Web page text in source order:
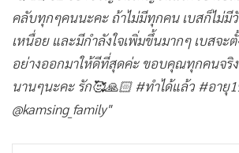
SMEs
• หุ้น
• อินโดจีน
• กองทุนรวม
• Celeb Online
คลับทุกๆคนนะคะ ถ้าไม่มีทุกคน เบสก็ไม่
เหนื่อย และมีกำลังใจเพิ่มขึ้นมากๆ เบสจะ
อย่างออกมาให้ดีที่สุดค่ะ ขอบคุณทุกคนจริ
นานๆนะคะ รัก🥰🙏🏻 #ทำได้แล้ว #อายุ
@kamsing_family"